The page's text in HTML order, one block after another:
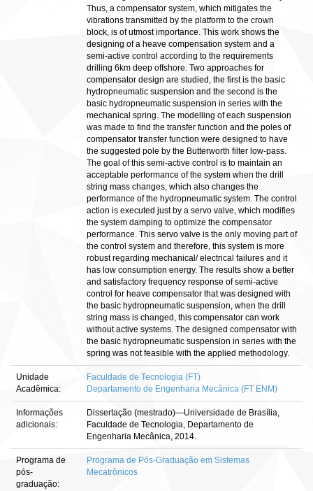
Thus, a compensator system, which mitigates the
vibrations transmitted by the platform to the crown
block, is of utmost importance. This work shows the
designing of a heave compensation system and a
semi-active control according to the requirements
drilling 6km deep offshore. Two approaches for
compensator design are studied, the first is the basic
hydropneumatic suspension and the second is the
basic hydropneumatic suspension in series with the
mechanical spring. The modelling of each suspension
was made to find the transfer function and the poles of
compensator transfer function were designed to have
the suggested pole by the Butterworth filter low-pass.
The goal of this semi-active control is to maintain an
acceptable performance of the system when the drill
string mass changes, which also changes the
performance of the hydropneumatic system. The control
action is executed just by a servo valve, which modifies
the system damping to optimize the compensator
performance. This servo valve is the only moving part of
the control system and therefore, this system is more
robust regarding mechanical/ electrical failures and it
has low consumption energy. The results show a better
and satisfactory frequency response of semi-active
control for heave compensator that was designed with
the basic hydropneumatic suspension, when the drill
string mass is changed, this compensator can work
without active systems. The designed compensator with
the basic hydropneumatic suspension in series with the
spring was not feasible with the applied methodology.
Unidade
Acadêmica:
Faculdade de Tecnologia (FT)
Departamento de Engenharia Mecânica (FT ENM)
Informações
adicionais:
Dissertação (mestrado)—Universidade de Brasília,
Faculdade de Tecnologia, Departamento de
Engenharia Mecânica, 2014.
Programa de
pós-
graduação:
Programa de Pós-Graduação em Sistemas
Mecatrônicos